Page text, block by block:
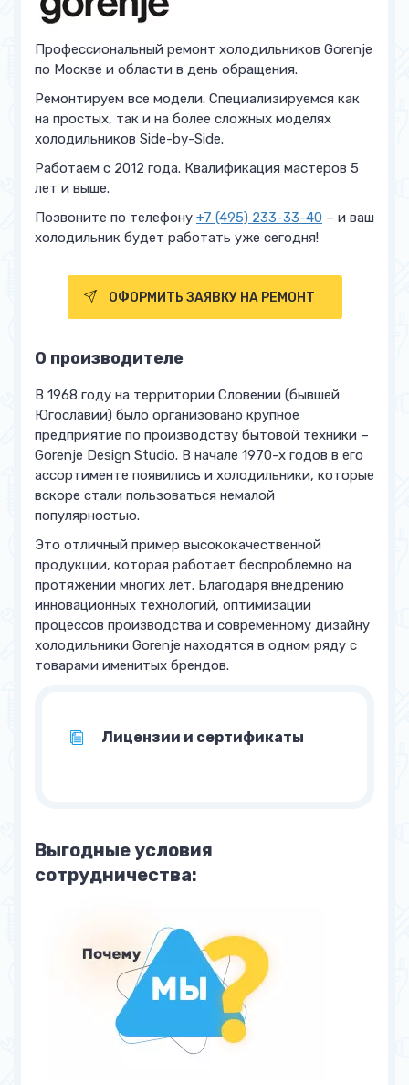
Профессиональный ремонт холодильников Gorenje
по Москве и области в день обращения.
Ремонтируем все модели. Специализируемся как
на простых, так и на более сложных моделях
холодильников Side-by-Side.
Работаем с 2012 года. Квалификация мастеров 5
лет и выше.
Позвоните по телефону +7 (495) 233-33-40 – и ваш
холодильник будет работать уже сегодня!
ОФОРМИТЬ ЗАЯВКУ НА РЕМОНТ
О производителе
В 1968 году на территории Словении (бывшей
Югославии) было организовано крупное
предприятие по производству бытовой техники –
Gorenje Design Studio. В начале 1970-х годов в его
ассортименте появились и холодильники, которые
вскоре стали пользоваться немалой
популярностью.
Это отличный пример высококачественной
продукции, которая работает беспроблемно на
протяжении многих лет. Благодаря внедрению
инновационных технологий, оптимизации
процессов производства и современному дизайну
холодильники Gorenje находятся в одном ряду с
товарами именитых брендов.
Лицензии и сертификаты
Выгодные условия
сотрудничества: